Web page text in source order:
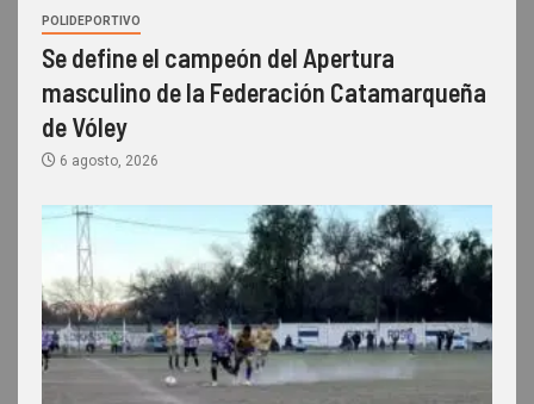
POLIDEPORTIVO
Se define el campeón del Apertura
masculino de la Federación Catamarqueña
de Vóley
6 agosto, 2026